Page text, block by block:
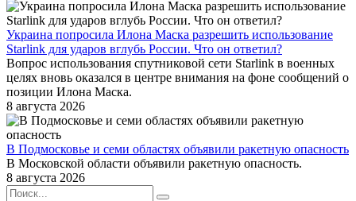
Украина попросила Илона Маска разрешить использование
Starlink для ударов вглубь России. Что он ответил?
Вопрос использования спутниковой сети Starlink в военных
целях вновь оказался в центре внимания на фоне сообщений о
позиции Илона Маска.
8 августа 2026
В Подмосковье и семи областях объявили ракетную опасность
В Московской области объявили ракетную опасность.
8 августа 2026